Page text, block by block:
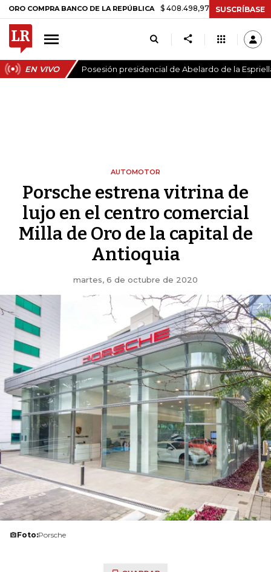
BANCO DE LA REPÚBLICA $ 408.498,97 +$ 8.753,81 +2,19%
SUSCRÍBASE
EN VIVO Posesión presidencial de Abelardo de la
AUTOMOTOR
Porsche estrena vitrina de
lujo en el centro comercial
Milla de Oro de la capital de
Antioquia
martes, 6 de octubre de 2020
Foto:Porsche